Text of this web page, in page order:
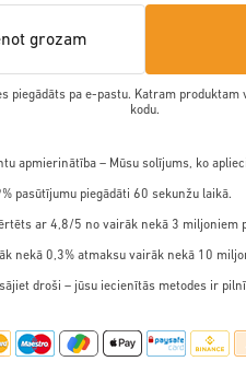
grozam
piegādāts pa e-pastu. Katram
kodu.
apmierinātība – Mūsu solījums, ko
pasūtījumu piegādāti 60 sekunžu laikā.
ar 4,8/5 no vairāk nekā 3 miljoniem
nekā 0,3% atmaksu vairāk nekā 10
droši – jūsu iecienītās metodes ir